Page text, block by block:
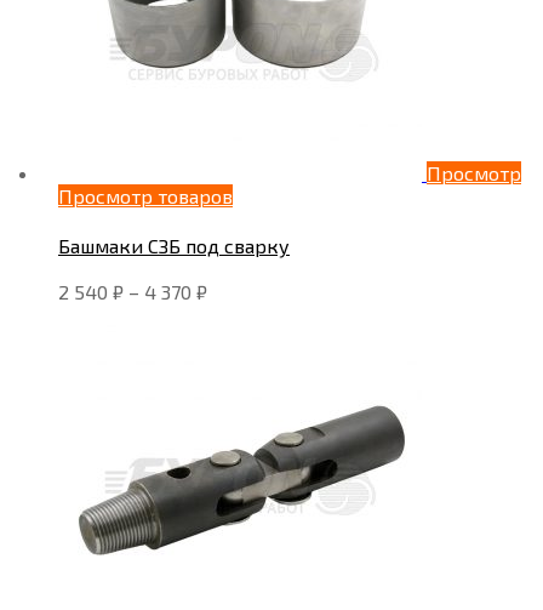
Просмотр
Просмотр товаров
Башмаки СЗБ под сварку
2 540 ₽ – 4 370 ₽